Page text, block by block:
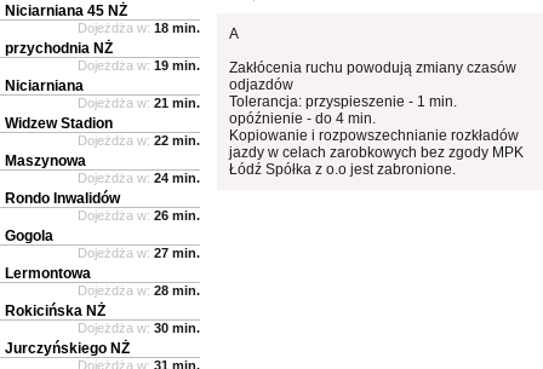
A
Zakłócenia ruchu powodują zmiany czasów
odjazdów
Tolerancja: przyspieszenie - 1 min.
opóźnienie - do 4 min.
Kopiowanie i rozpowszechnianie rozkładów
jazdy w celach zarobkowych bez zgody MPK
Łódź Spółka z o.o jest zabronione.
Niciarniana 45 NŻ
Dojeżdża w: 18 min.
przychodnia NŻ
Dojeżdża w: 19 min.
Niciarniana
Dojeżdża w: 21 min.
Widzew Stadion
Dojeżdża w: 22 min.
Maszynowa
Dojeżdża w: 24 min.
Rondo Inwalidów
Dojeżdża w: 26 min.
Gogola
Dojeżdża w: 27 min.
Lermontowa
Dojeżdża w: 28 min.
Rokicińska NŻ
Dojeżdża w: 30 min.
Jurczyńskiego NŻ
Dojeżdża w: 31 min.